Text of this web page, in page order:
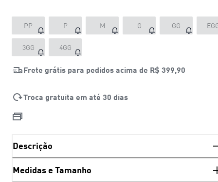
PP P M G GG
3GG 4GG
Frete grátis para pedidos acima de R$ 399,90
Troca gratuita em até 30 dias
Descrição
Medidas e Tamanho